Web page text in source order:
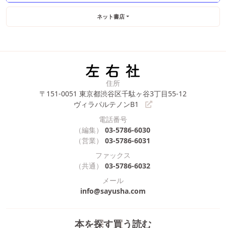
ネット書店
本を探す買う読む
住所
〒151-0051 東京都渋谷区千駄ヶ谷3丁目55-12
ヴィラパルテノンB1
電話番号
（編集）
03-5786-6030
（営業）
03-5786-6031
ファックス
（共通）
03-5786-6032
メール
info@sayusha.com